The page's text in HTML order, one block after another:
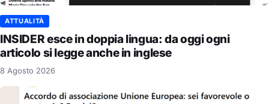
ATTUALITÀ
INSIDER esce in doppia lingua: da oggi ogni
articolo si legge anche in inglese
8 Agosto 2026